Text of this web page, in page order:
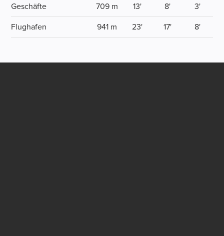
Geschäfte 709 m 13' 8' 3'
Flughafen 941 m 23' 17' 8'